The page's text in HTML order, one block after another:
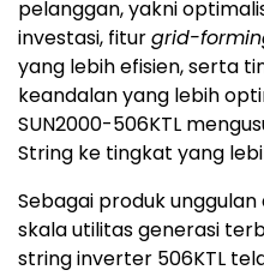
pelanggan, yakni
investasi, fiturgrid-
yang lebih efisien, serta
keandalan yang lebih
SUN2000-506KTL
String ke tingkat yang
Sebagai produk
skala utilitas generasi
string inverter 506KTL